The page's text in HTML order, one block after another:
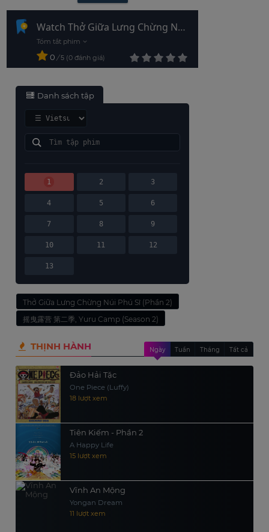
Watch Thở Giữa Lưng Chừng Núi
0 / 5 0 đánh giá
Danh sách tập
1 2 3
4 5 6
7 8 9
10 11 12
13
Thở Giữa Lưng Chừng Núi Phú Sĩ (Phần 2)
摇曳露营 第二季, Yuru Camp (Season 2)
THỊNH HÀNH Ngày Tuần Tháng Tất cả
Đảo Hải Tặc
One Piece (Luffy)
18 lượt xem
Tiên Kiếm - Phần 2
A Happy Life
15 lượt xem
Vĩnh An Mộng
Yongan Dream
11 lượt xem